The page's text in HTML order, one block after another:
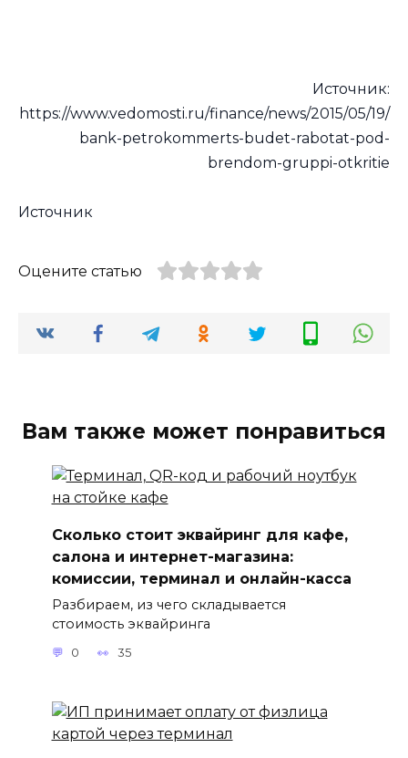
Источник:
https://www.vedomosti.ru/finance/news/2015/05/19/
bank-petrokommerts-budet-rabotat-pod-
brendom-gruppi-otkritie
Источник
Оцените статью
Вам также может понравиться
Сколько стоит эквайринг для кафе,
салона и интернет-магазина:
комиссии, терминал и онлайн-касса
Разбираем, из чего складывается
стоимость эквайринга
0 35